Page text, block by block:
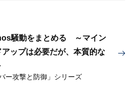
騒動をまとめる ～マイン
アップは必要だが、本質的な
ー攻撃と防御」シリーズ